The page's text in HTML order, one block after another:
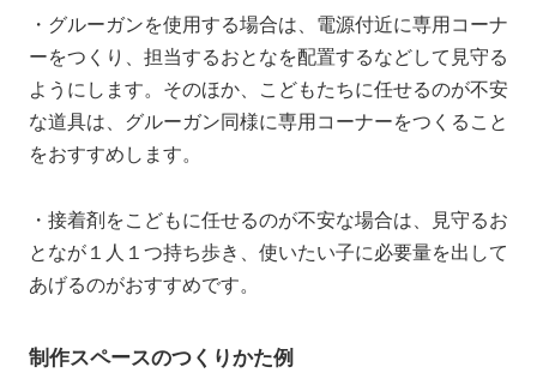
・グルーガンを使用する場合は、電源付近に専用コーナ
ーをつくり、担当するおとなを配置するなどして見守る
ようにします。そのほか、こどもたちに任せるのが不安
な道具は、グルーガン同様に専用コーナーをつくること
をおすすめします。
・接着剤をこどもに任せるのが不安な場合は、見守るお
となが１人１つ持ち歩き、使いたい子に必要量を出して
あげるのがおすすめです。
制作スペースのつくりかた例